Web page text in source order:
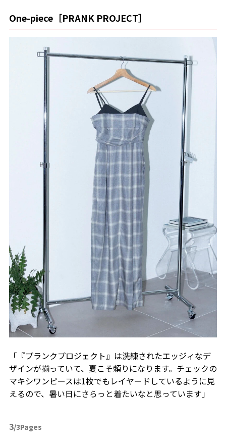
One-piece［PRANK PROJECT］
「『プランクプロジェクト』は洗練されたエッジィなデ
ザインが揃っていて、夏こそ頼りになります。チェックの
マキシワンピースは1枚でもレイヤードしているように見
えるので、暑い日にさらっと着たいなと思っています」
3/3Pages